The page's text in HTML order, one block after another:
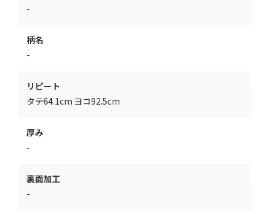
-
柄名
-
リピート
タテ64.1cm ヨコ92.5cm
厚み
-
裏面加工
-